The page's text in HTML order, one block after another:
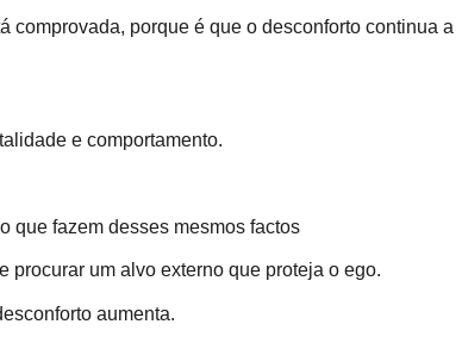
comprovada, porque é que o desconforto continua a
e comportamento.
que fazem desses mesmos factos
procurar um alvo externo que proteja o ego.
aumenta.